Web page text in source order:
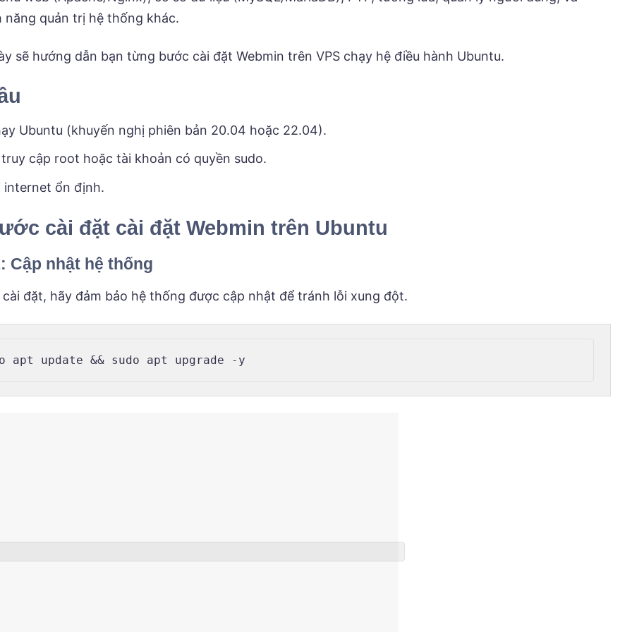
năng quản trị hệ thống khác.
sẽ hướng dẫn bạn từng bước cài đặt Webmin trên VPS chạy hệ điều hành Ubuntu.
Ubuntu (khuyến nghị phiên bản 20.04 hoặc 22.04).
cập root hoặc tài khoản có quyền sudo.
internet ổn định.
cài đặt cài đặt Webmin trên Ubuntu
Cập nhật hệ thống
đặt, hãy đảm bảo hệ thống được cập nhật để tránh lỗi xung đột.
apt update && sudo apt upgrade -y